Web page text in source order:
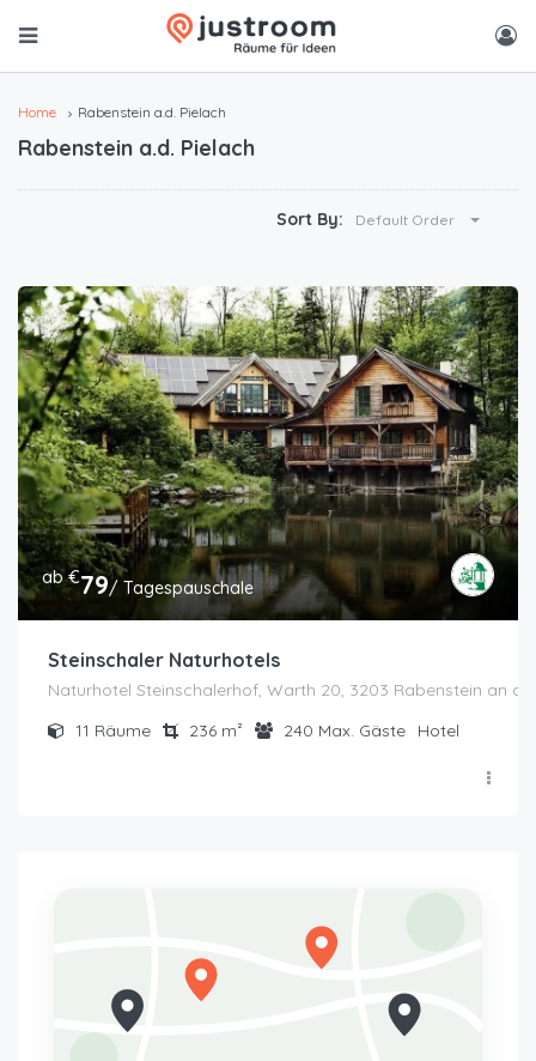
Home Rabenstein a.d. Pielach
Rabenstein a.d. Pielach
Sort By: Default Order
ab €79/ Tagespauschale
Steinschaler Naturhotels
Naturhotel Steinschalerhof, Warth 20, 3203 Rabenstein an
11 Räume 236 m² 240 Max. Gäste Hotel